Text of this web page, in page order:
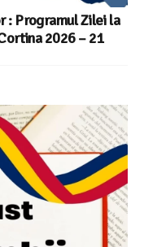
: Programul Zilei la
2026 – 21